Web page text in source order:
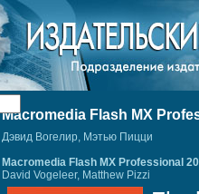
Macromedia Flash MX
Дэвид Вогелир, Мэтью Пицци
Macromedia Flash MX Professional
David Vogeleer, Matthew Pizzi